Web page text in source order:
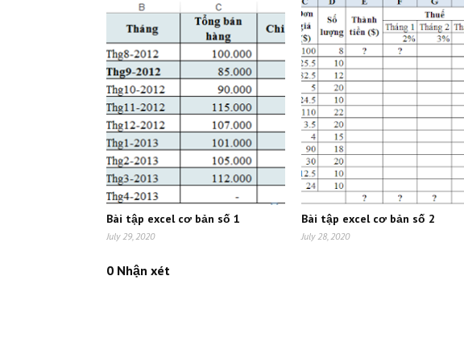
Bài tập excel cơ bản số 1
July 29, 2020
Bài tập excel cơ bản số 2
July 28, 2020
0 Nhận xét